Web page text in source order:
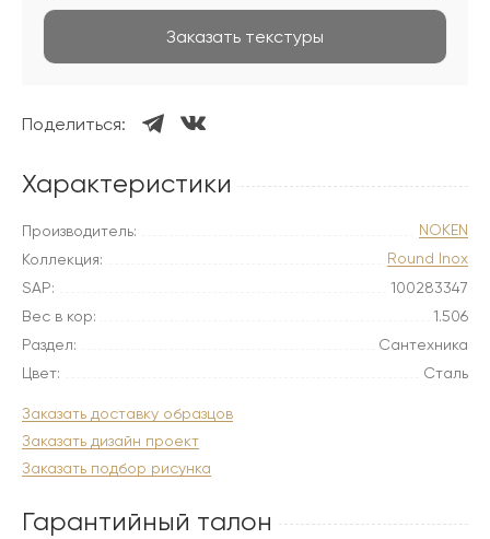
Заказать текстуры
Поделиться:
Характеристики
Производитель:
NOKEN
Коллекция:
Round Inox
SAP:
100283347
Вес в кор:
1.506
Раздел:
Сантехника
Цвет:
Сталь
Заказать доставку образцов
Заказать дизайн проект
Заказать подбор рисунка
Гарантийный талон